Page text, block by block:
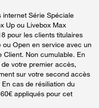
Série Spéciale
Up ou Livebox Max
pour les clients titulaires
ou Open en service avec un
Client. Non cumulable. En
votre premier accès,
sur votre second accès
cas de résiliation du
appliqués pour cet